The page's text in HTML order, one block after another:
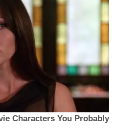
Characters You Probably